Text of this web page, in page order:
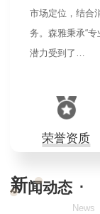
市场定位，结合
务。森雅秉承“
潜力受到了…
荣誉资质
新闻动态 ·
News